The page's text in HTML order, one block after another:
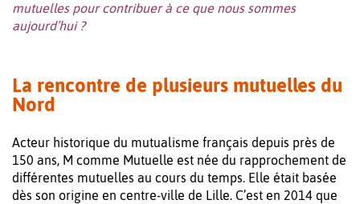
mutuelles pour contribuer à ce que nous sommes
aujourd’hui ?
La rencontre de plusieurs mutuelles du
Nord
Acteur historique du mutualisme français depuis près de
150 ans, M comme Mutuelle est née du rapprochement de
différentes mutuelles au cours du temps. Elle était basée
dès son origine en centre-ville de Lille. C’est en 2014 que